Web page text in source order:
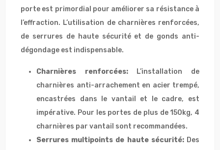
porte est primordial pour améliorer sa résistance à
l’effraction. L’utilisation de charnières renforcées,
de serrures de haute sécurité et de gonds anti-
dégondage est indispensable.
Charnières renforcées:
L’installation de
charnières anti-arrachement en acier trempé,
encastrées dans le vantail et le cadre, est
impérative. Pour les portes de plus de 150kg, 4
charnières par vantail sont recommandées.
Serrures multipoints de haute sécurité: Des